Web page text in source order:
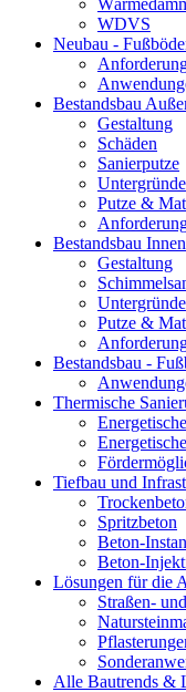
WDVS
Neubau -
Bestandsbau
Gestaltung
Schäden
Sanierputze
Untergründe
Putze &
Bestandsbau
Gestaltung
Untergründe
Putze &
Bestandsbau -
Thermische
Tiefbau und
Spritzbeton
Beton-
Beton-
Lösungen für die
Straßen-
Alle Bautrends &